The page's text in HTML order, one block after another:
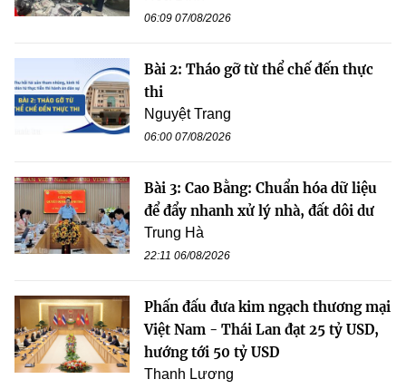
06:09 07/08/2026
Bài 2: Tháo gỡ từ thể chế đến thực
thi
Nguyệt Trang
06:00 07/08/2026
Bài 3: Cao Bằng: Chuẩn hóa dữ liệu
để đẩy nhanh xử lý nhà, đất dôi dư
Trung Hà
22:11 06/08/2026
Phấn đấu đưa kim ngạch thương mại
Việt Nam - Thái Lan đạt 25 tỷ USD,
hướng tới 50 tỷ USD
Thanh Lương